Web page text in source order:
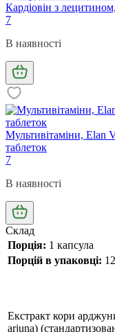
Кардіовін з
7
В наявності
Мультивітаміни, Elan
таблеток
7
В наявності
Склад
Порція: 1 капсула
Порцій в упаковці:
Екстракт кори
arjuna)